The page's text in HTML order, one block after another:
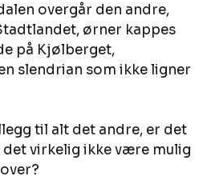
overgår den andre,
ørner kappes
på Kjølberget,
slendrian som ikke ligner
til alt det andre, er det
virkelig ikke være mulig